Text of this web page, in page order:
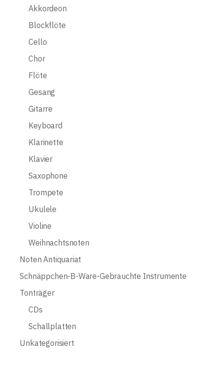
Akkordeon
Blockflöte
Cello
Chor
Flöte
Gesang
Gitarre
Keyboard
Klarinette
Klavier
Saxophone
Trompete
Ukulele
Violine
Weihnachtsnoten
Noten Antiquariat
Schnäppchen-B-Ware-Gebrauchte Instrumente
Tonträger
CDs
Schallplatten
Unkategorisiert